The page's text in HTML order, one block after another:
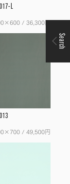
L
/ 36,300円
/ 49,500円
Search